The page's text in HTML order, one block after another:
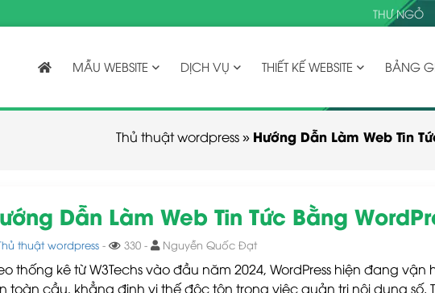
THƯ NGỎ
MẪU WEBSITE DỊCH VỤ THIẾT KẾ WEBSITE BẢNG
Thủ thuật wordpress» Hướng Dẫn Làm Web Tin
Dẫn Làm Web Tin Tức Bằng
thuật wordpress - 330 - Nguyễn Quốc Đạt
thống kê từ W3Techs vào đầu năm 2024, WordPress hiện đang vận
toàn cầu, khẳng định vị thế độc tôn trong việc quản trị nội dung số.